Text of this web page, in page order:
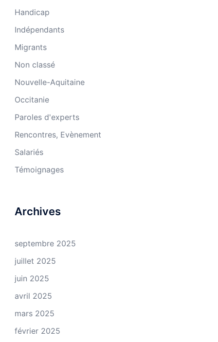
Handicap
Indépendants
Migrants
Non classé
Nouvelle-Aquitaine
Occitanie
Paroles d'experts
Rencontres, Evènement
Salariés
Témoignages
Archives
septembre 2025
juillet 2025
juin 2025
avril 2025
mars 2025
février 2025